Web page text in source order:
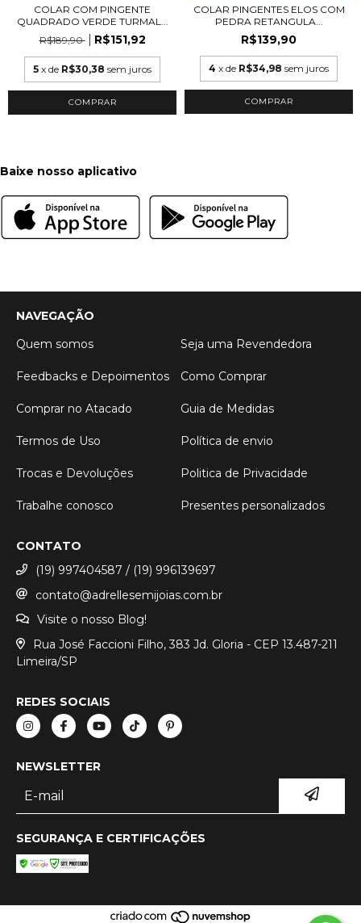
COLAR COM PINGENTE
QUADRADO VERDE TURMAL...
R$189,90
R$151,92
5 x de R$30,38 sem juros
COMPRAR
COLAR PINGENTES ELOS COM
PEDRA RETANGULA...
R$139,90
4 x de R$34,98 sem juros
COMPRAR
Baixe nosso aplicativo
NAVEGAÇÃO
Quem somos
Seja uma Revendedora
Feedbacks e Depoimentos Como Comprar
Comprar no Atacado Guia de Medidas
Termos de Uso Política de envio
Trocas e Devoluções Politica de Privacidade
Trabalhe conosco Presentes personalizados
CONTATO
(19) 997404587 / (19) 996139697
contato@adrellesemijoias.com.br
Visite o nosso Blog!
Rua José Faccioni Filho, 383 Jd. Gloria - CEP 13.487-211
Limeira/SP
REDES SOCIAIS
NEWSLETTER
SEGURANÇA E CERTIFICAÇÕES